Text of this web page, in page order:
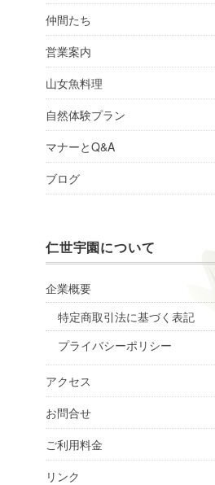
仲間たち
営業案内
山女魚料理
自然体験プラン
マナーとQ&A
ブログ
仁世宇園について
企業概要
特定商取引法に基づく表記
プライバシーポリシー
アクセス
お問合せ
ご利用料金
リンク